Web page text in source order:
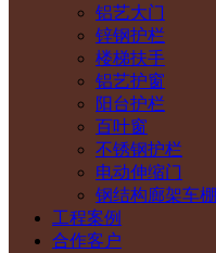
铝艺大门
锌钢护栏
楼梯扶手
铝艺护窗
阳台护栏
百叶窗
不锈钢护栏
电动伸缩门
钢结构廊架车棚
工程案例
合作客户